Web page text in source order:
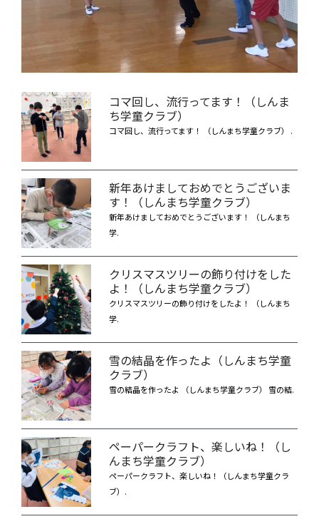
コマ回し、流行ってます！（しんま
ち学童クラブ）
コマ回し、流行ってます！ （しんまち学童クラブ） .
新年あけましておめでとうございま
す！（しんまち学童クラブ）
新年あけましておめでとうございます！ （しんまち
学.
クリスマスツリーの飾り付けをした
よ！（しんまち学童クラブ）
クリスマスツリーの飾り付けをしたよ！ （しんまち
学.
雪の結晶を作ったよ（しんまち学童
クラブ）
雪の結晶を作ったよ （しんまち学童クラブ） 雪の結.
ペーパークラフト、楽しいね！（し
んまち学童クラブ）
ペーパークラフト、楽しいね！（しんまち学童クラ
ブ）.